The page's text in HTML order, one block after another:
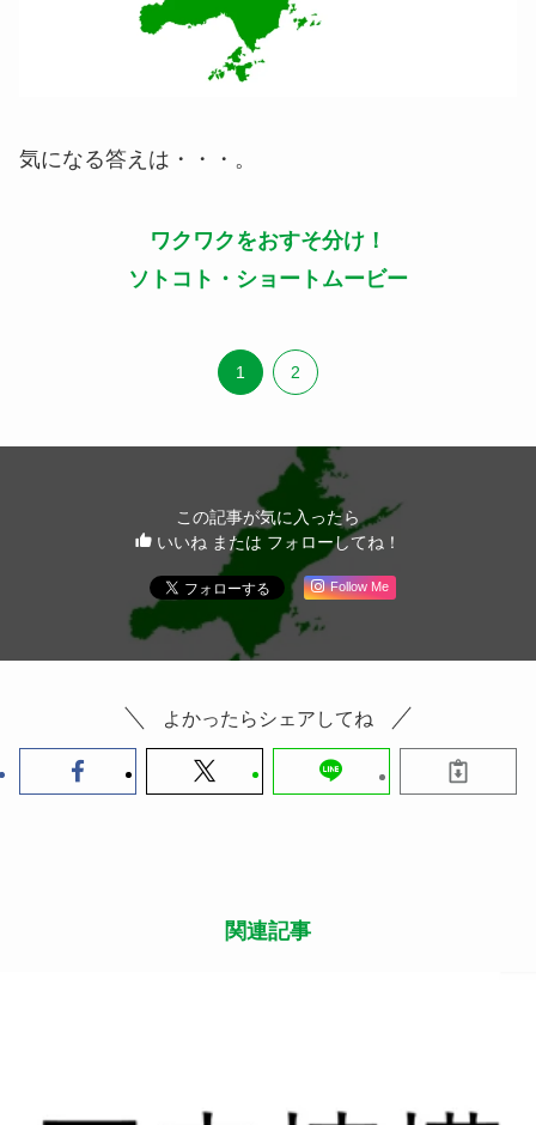
気になる答えは・・・。
ワクワクをおすそ分け！
ソトコト・ショートムービー
1 2
この記事が気に入ったら
いいね または フォローしてね！
Follow Me
よかったらシェアしてね
関連記事